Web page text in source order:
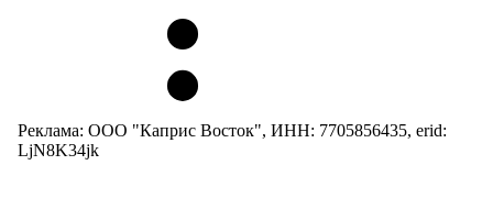
Реклама: ООО "Каприс Восток", ИНН: 7705856435, erid:
LjN8K34jk